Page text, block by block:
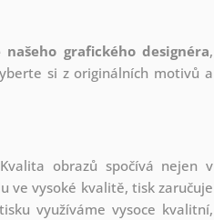
grafického designéra,
si z originálních motivů a
obrazů spočívá nejen v
ve vysoké kvalitě, tisk zaručuje
využíváme vysoce kvalitní,